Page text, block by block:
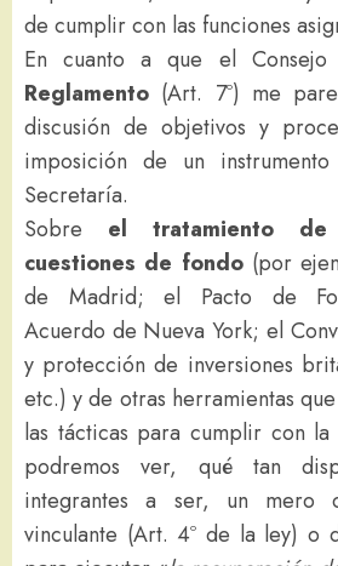
de cumplir con las funciones
En cuanto a que el Consejo
Reglamento (Art. 7º) me
discusión de objetivos y
imposición de un
Secretaría.
Sobre el tratamiento
cuestiones de fondo(por
de Madrid; el Pacto de
Acuerdo de Nueva York; el
y protección de inversiones
etc.) y de otras herramientas
las tácticas para cumplir con la
podremos ver, qué tan
integrantes a ser, un mero
vinculante (Art. 4º de la ley) o